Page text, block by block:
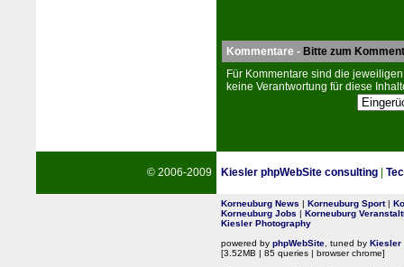
Kommentare - Bitte zum
Für Kommentare sind die
keine Verantwortung für diese
© 2006-2009 Kiesler phpWebSite consulting
Korneuburg News | Korneuburg Sport|
Korneuburg Jobs | Korneuburg
Kiesler Photography
powered by phpWebSite , tuned by Kiesler
[3.52MB | 85 queries | browser chrome]